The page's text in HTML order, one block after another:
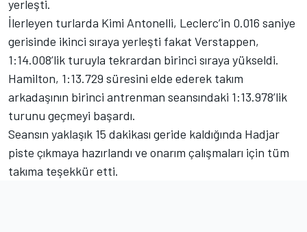
yerleşti.
İlerleyen turlarda Kimi Antonelli, Leclerc’in 0.016 saniye
gerisinde ikinci sıraya yerleşti fakat Verstappen,
1:14.008’lik turuyla tekrardan birinci sıraya yükseldi.
Hamilton, 1:13.729 süresini elde ederek takım
arkadaşının birinci antrenman seansındaki 1:13.978’lik
turunu geçmeyi başardı.
Seansın yaklaşık 15 dakikası geride kaldığında Hadjar
piste çıkmaya hazırlandı ve onarım çalışmaları için tüm
takıma teşekkür etti.